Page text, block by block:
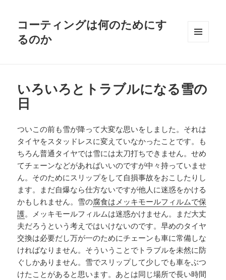
コーティングは何のためにす
るのか
いろいろとトラブルになる雪の
日
ついこの前も雪が降って大変な思いをしました。それは
タイヤをスタッドレスに変えていなかったことです。も
ちろん普通タイヤでは雪には太刀打ちできません。せめ
てチェーンなどがあればいいのですが中々持っていませ
ん。そのためにスリップをして自損事故をおこしたりし
ます。まだ自爆なら仕方ないですが他人に迷惑をかける
かもしれません。雪の腐食はメッキモールフィルムで保
護。メッキモールフィルムは迷惑かけません。まだ大丈
夫だろうという考えではいけないのです。早めのタイヤ
交換は必要だし万が一のためにチェーンも車に常備しな
ければなりません。そういうことでトラブルを未然に防
ぐしかありません。雪でスリップして少しでも車をぶつ
けたことがあると思います。あとは同じ場所で長い時間